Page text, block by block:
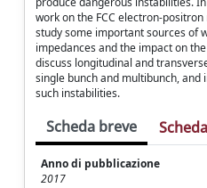
work on the FCC electron-
study some important sources of
impedances and the impact on
discuss longitudinal and
single bunch and multibunch,
such instabilities.
Scheda breve
Anno di pubblicazione
2017